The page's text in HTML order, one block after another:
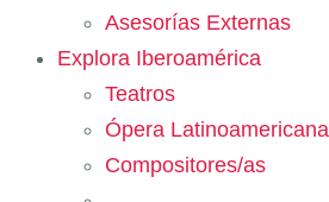
Asesorías Externas
Explora Iberoamérica
Teatros
Ópera Latinoamericana
Compositores/as